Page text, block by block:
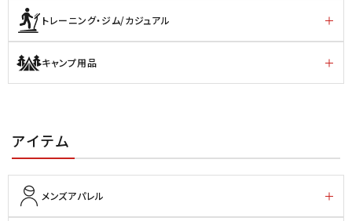
トレーニング・ジム/カジュアル
キャンプ用品
アイテム
メンズアパレル